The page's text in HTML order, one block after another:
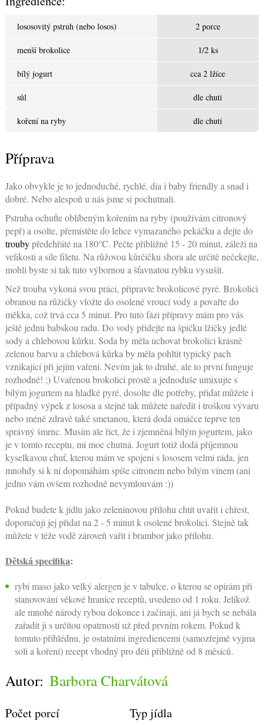
lososovitý pstruh (nebo losos) 2 porce
menší brokolice 1/2 ks
bílý jogurt cca 2 lžíce
sůl dle chuti
koření na ryby dle chuti
Příprava
Jako obvykle je to jednoduché, rychlé, dia i baby friendly a snad i
dobré. Nebo alespoň u nás jsme si pochutnali.
Pstruha ochuťte oblíbeným kořením na ryby (používám citronový
pepř) a osolte, přemístěte do lehce vymazaného pekáčku a dejte do
troubypředehřáté na 180°C. Pečte přibližně 15 - 20 minut, záleží na
velikosti a síle filetu. Na růžovou kůrčičku shora ale určitě nečekejte,
mohli byste si tak tuto výbornou a šťavnatou rybku vysušit.
Než trouba vykoná svou práci, připravte brokolicové pyré. Brokolici
obranou na růžičky vložte do osolené vroucí vody a povařte do
měkka, což trvá cca 5 minut. Pro tuto fázi přípravy mám pro vás
ještě jednu babskou radu. Do vody přidejte na špičku lžičky jedlé
sody a chlebovou kůrku. Soda by měla uchovat brokolici krásně
zelenou barvu a chlebová kůrka by měla pohltit typický pach
vznikající při jejím vaření. Nevím jak to druhé, ale to první funguje
rozhodně! ;) Uvařenou brokolici prostě a jednoduše umixujte s
bílým jogurtem na hladké pyré, dosolte dle potřeby, přidat můžete i
případný výpek z lososa a stejně tak můžete naředit i troškou vývaru
nebo méně zdravě také smetanou, která dodá omáčce teprve ten
správný šmrnc. Musím ale říct, že i zjemněná bílým jogurtem, jako
je v tomto receptu, mi moc chutná. Jogurt totiž dodá příjemnou
kyselkavou chuť, kterou mám ve spojení s lososem velmi ráda, jen
mnohdy si k ní dopomáhám spíše citronem nebo bílým vínem (ani
jedno vám ovšem rozhodně nevymlouvám :))
Pokud budete k jídlu jako zeleninovou přílohu chtít uvařit i chřest,
doporučuji jej přidat na 2 - 5 minut k osolené brokolici. Stejně tak
můžete v téže vodě zároveň vařit i brambor jako přílohu.
Dětská specifika:
rybí maso jako velký alergen je v tabulce, o kterou se opírám při
stanovování věkové hranice receptů, uvedeno od 1 roku. Jelikož
ale mnohé národy rybou dokonce i začínají, ani já bych se nebála
zařadit ji s určitou opatrností už před prvním rokem. Pokud k
tomuto přihlédnu, je ostatními ingrediencemi (samozřejmě vyjma
soli a koření) recept vhodný pro děti přibližně od 8 měsíců.
Autor: Barbora Charvátová
Počet porcí Typ jídla